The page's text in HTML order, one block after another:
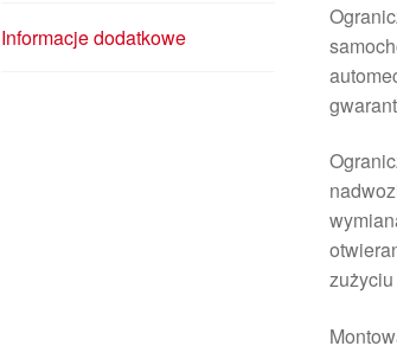
Informacje dodatkowe